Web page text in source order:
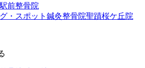
前整骨院
・スポット鍼灸整骨院聖蹟桜ケ丘院